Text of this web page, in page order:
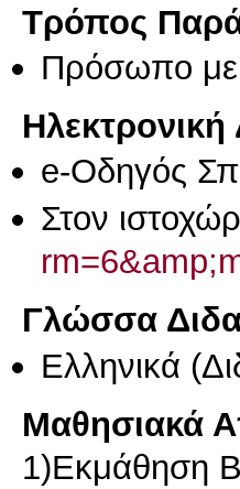
Τρόπος
Πρόσωπο
e-Οδηγός
Στον
Γλώσσα
Ελληνικά
Μαθησιακά
1)Εκμάθηση